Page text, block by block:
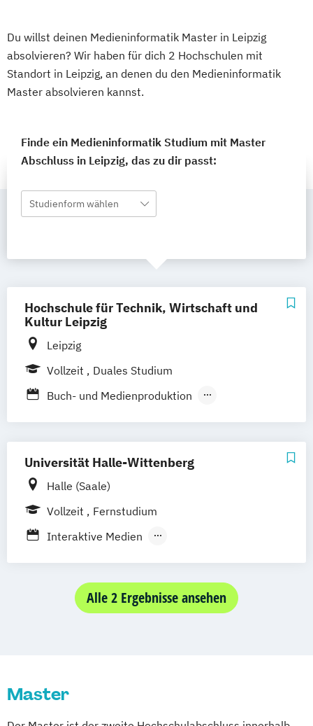
Du willst deinen Medieninformatik Master in Leipzig
absolvieren? Wir haben für dich 2 Hochschulen mit
Standort in Leipzig, an denen du den Medieninformatik
Master absolvieren kannst.
Finde ein Medieninformatik Studium mit Master
Abschluss in Leipzig, das zu dir passt:
Studienform wählen
Hochschule für Technik, Wirtschaft und
Kultur Leipzig
Leipzig
Vollzeit
Duales Studium
Buch- und Medienproduktion
Medientechnik
Verlags- und Handelsmanagement
Universität Halle-Wittenberg
Halle (Saale)
Vollzeit
Fernstudium
Interaktive Medien
MultiMedia & Autorschaft Online Radio
Alle 2 Ergebnisse ansehen
Master